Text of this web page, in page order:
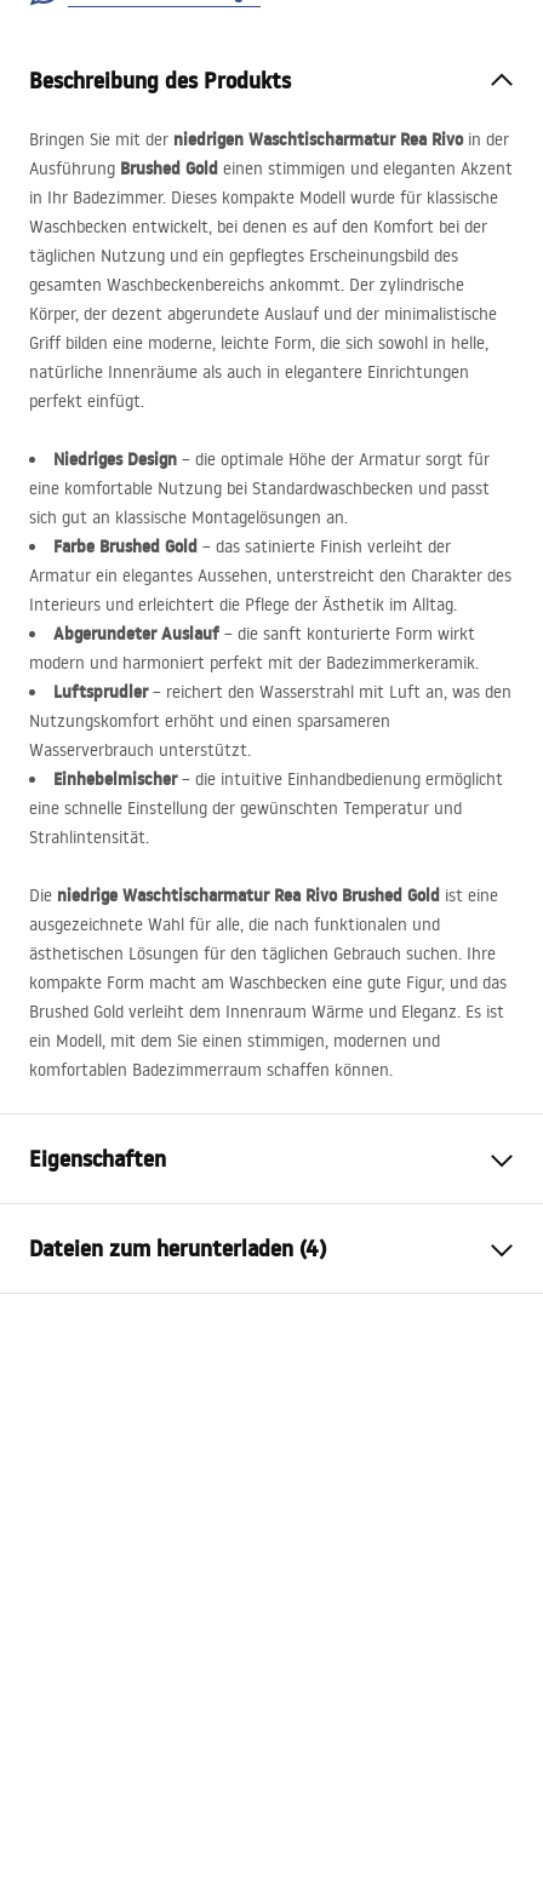
Beschreibung des Produkts
Bringen Sie mit der niedrigen Waschtischarmatur Rea Rivoin der
Ausführung Brushed Gold einen stimmigen und eleganten Akzent
in Ihr Badezimmer. Dieses kompakte Modell wurde für klassische
Waschbecken entwickelt, bei denen es auf den Komfort bei der
täglichen Nutzung und ein gepflegtes Erscheinungsbild des
gesamten Waschbeckenbereichs ankommt. Der zylindrische
Körper, der dezent abgerundete Auslauf und der minimalistische
Griff bilden eine moderne, leichte Form, die sich sowohl in helle,
natürliche Innenräume als auch in elegantere Einrichtungen
perfekt einfügt.
Niedriges Design – die optimale Höhe der Armatur sorgt für
eine komfortable Nutzung bei Standardwaschbecken und passt
sich gut an klassische Montagelösungen an.
Farbe Brushed Gold – das satinierte Finish verleiht der
Armatur ein elegantes Aussehen, unterstreicht den Charakter des
Interieurs und erleichtert die Pflege der Ästhetik im Alltag.
Abgerundeter Auslauf – die sanft konturierte Form wirkt
modern und harmoniert perfekt mit der Badezimmerkeramik.
Luftsprudler– reichert den Wasserstrahl mit Luft an, was den
Nutzungskomfort erhöht und einen sparsameren
Wasserverbrauch unterstützt.
Einhebelmischer– die intuitive Einhandbedienung ermöglicht
eine schnelle Einstellung der gewünschten Temperatur und
Strahlintensität.
Die niedrige Waschtischarmatur Rea Rivo Brushed Gold ist eine
ausgezeichnete Wahl für alle, die nach funktionalen und
ästhetischen Lösungen für den täglichen Gebrauch suchen. Ihre
kompakte Form macht am Waschbecken eine gute Figur, und das
Brushed Gold verleiht dem Innenraum Wärme und Eleganz. Es ist
ein Modell, mit dem Sie einen stimmigen, modernen und
komfortablen Badezimmerraum schaffen können.
Eigenschaften
Montageart
Aufsatzwaschbecken,
Standarmatur
Dateien zum herunterladen (4)